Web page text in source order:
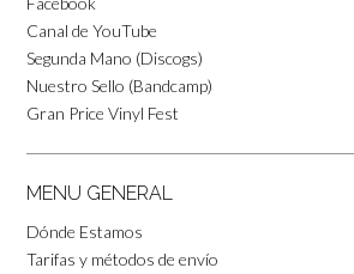
Canal de YouTube
Segunda Mano (Discogs)
Nuestro Sello (Bandcamp)
Gran Price Vinyl Fest
MENU GENERAL
Dónde Estamos
Tarifas y métodos de envío